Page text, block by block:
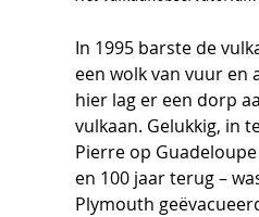
In 1995 barste de
een wolk van vuur en
hier lag er een dorp
vulkaan. Gelukkig, in
Pierre op
en 100 jaar terug –
Plymouth